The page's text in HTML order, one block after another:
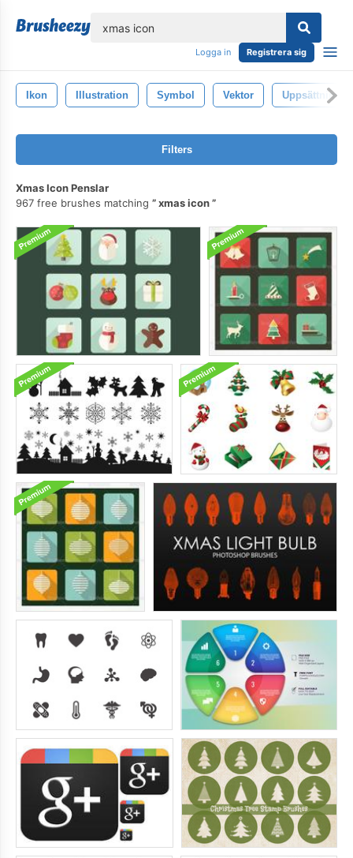
Logga in Registrera sig
Ikon Illustration Symbol Vektor Uppsättning
Filters
Xmas Icon Penslar
967 free brushes matching
xmas icon